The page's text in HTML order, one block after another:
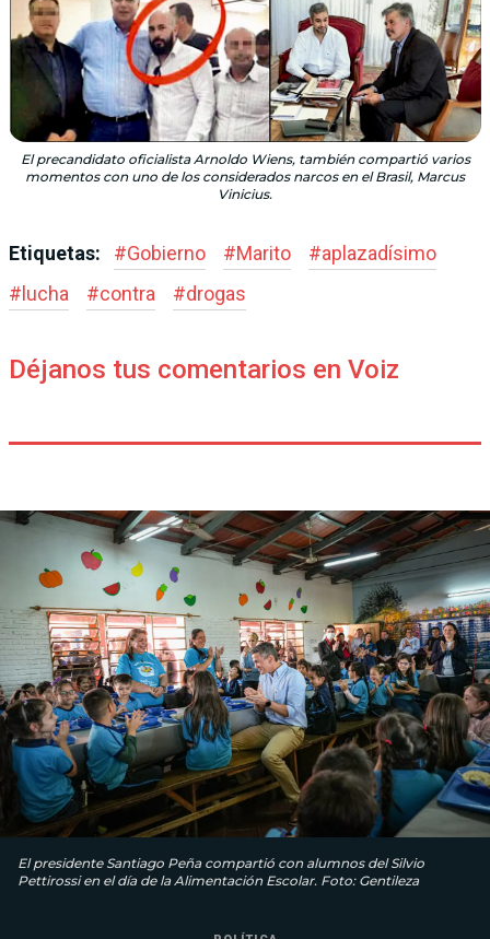
El precandidato oficialista Arnoldo Wiens, también compartió varios
momentos con uno de los considerados narcos en el Brasil, Marcus
Vinicius.
Etiquetas: #Gobierno #Marito #aplazadísimo
# lucha #contra #drogas
Déjanos tus comentarios en Voiz
El presidente Santiago Peña compartió con alumnos del Silvio
Pettirossi en el día de la Alimentación Escolar. Foto: Gentileza